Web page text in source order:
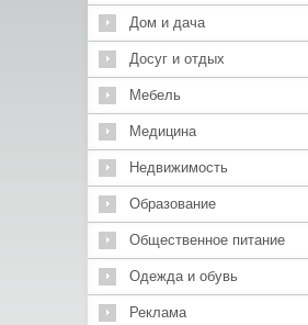
Дом и дача
Досуг и отдых
Мебель
Медицина
Недвижимость
Образование
Общественное питание
Одежда и обувь
Реклама